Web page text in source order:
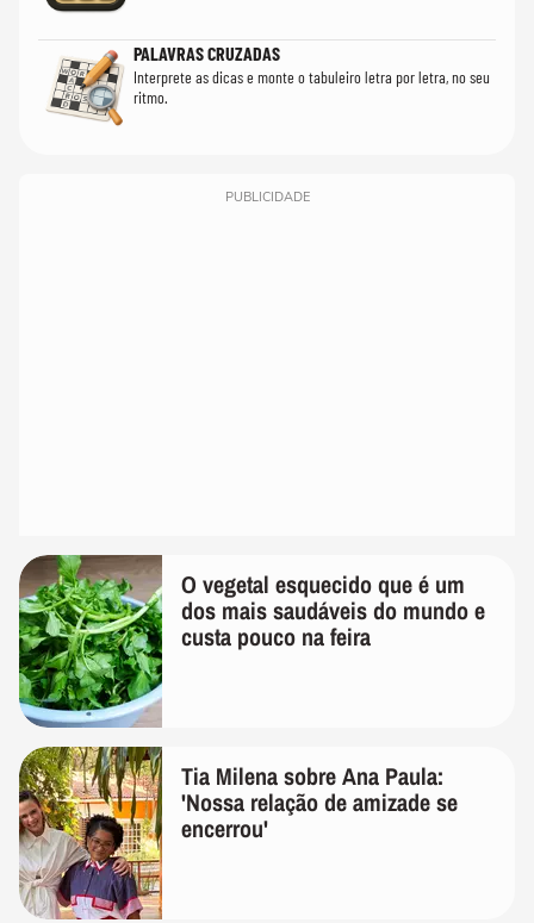
PALAVRAS CRUZADAS
Interprete as dicas e monte o tabuleiro letra por letra, no seu
ritmo.
PUBLICIDADE
O vegetal esquecido que é um
dos mais saudáveis do mundo e
custa pouco na feira
Tia Milena sobre Ana Paula:
'Nossa relação de amizade se
encerrou'